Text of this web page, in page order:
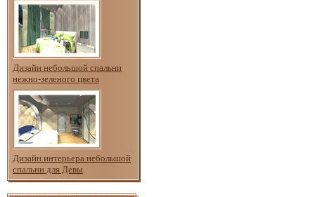
Дизайн небольшой спальни
нежно-зеленого цвета
Дизайн интерьера небольшой
спальни для Девы